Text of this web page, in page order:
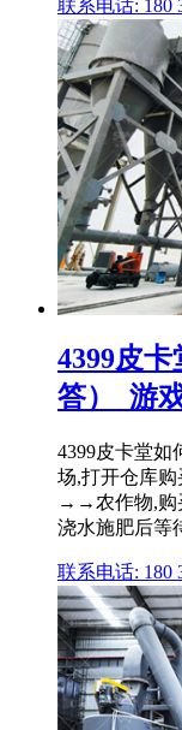
联系电话: 180
4399皮
答）_游
4399皮卡堂如
场,打开仓库
→→农作物,购
浇水施肥后等
联系电话: 180